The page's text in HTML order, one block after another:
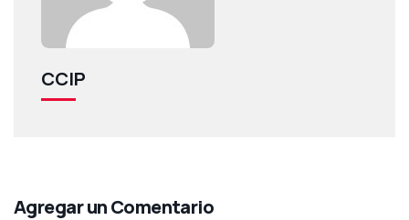
CCIP
Agregar un Comentario